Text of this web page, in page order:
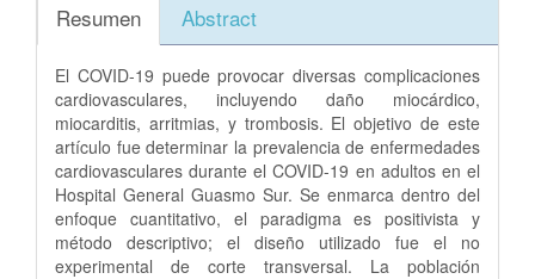
Resumen Abstract
El COVID-19 puede provocar diversas complicaciones
cardiovasculares, incluyendo daño miocárdico,
miocarditis, arritmias, y trombosis. El objetivo de este
artículo fue determinar la prevalencia de enfermedades
cardiovasculares durante el COVID-19 en adultos en el
Hospital General Guasmo Sur. Se enmarca dentro del
enfoque cuantitativo, el paradigma es positivista y
método descriptivo; el diseño utilizado fue el no
experimental de corte transversal. La población